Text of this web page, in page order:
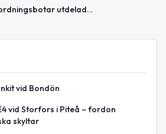
Flera ordningsbotar utdelade vid trafikkontroller i Norrbotten
vid Bondön
vid Storfors i Piteå – fordon
skyltar